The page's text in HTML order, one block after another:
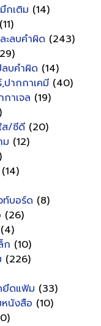
กเติม (14)
(11)
ะลบคำผิด (243)
ลบคำผิด (14)
ปากกาเคมี (40)
าเจล (19)
ส/ซีดี (20)
ม (12)
(14)
ท์บอร์ด (8)
(26)
(4)
ก (10)
(226)
ดแฟ้ม (33)
นังสือ (10)